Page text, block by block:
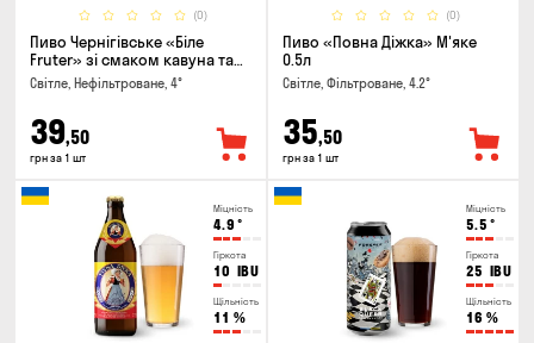
(0)
Пиво Чернігівське «Біле
Fruter» зі смаком кавуна та
м'яти 0.5л
Світле, Нефільтроване, 4°
39,50
грн за 1 шт
(0)
Пиво «Повна Діжка» М'яке
0.5л
Світле, Фільтроване, 4.2°
35,50
грн за 1 шт
Міцність
4.9 °
Гіркота
10 IBU
Щільність
11 %
Міцність
5.5 °
Гіркота
25 IBU
Щільність
16 %